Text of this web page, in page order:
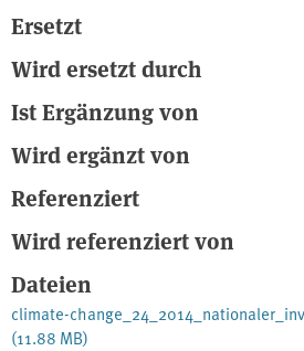
Ersetzt
Wird ersetzt durch
Ist Ergänzung von
Wird ergänzt von
Referenziert
Wird referenziert von
Dateien
climate-
(11.88 MB)